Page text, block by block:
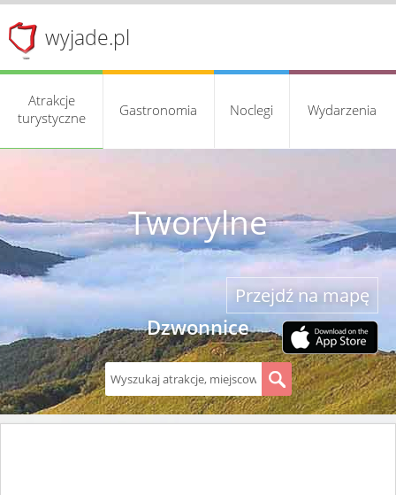
wyjade.pl
Atrakcje
turystyczne
Gastronomia Noclegi Wydarzenia
Tworylne
Dzwonnice
Przejdź na mapę